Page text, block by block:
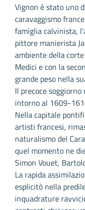
Vignon è stato uno
caravaggismo
famiglia calvinista,
pittore manierista
ambiente della
Medici e con la
grande peso nella
Il precoce
intorno al 1609-
Nella capitale
artisti francesi,
naturalismo del
quel momento ne
Simon Vouet,
La rapida
esplicitò nella
inquadrature